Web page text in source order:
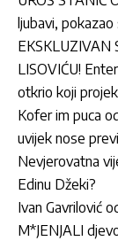
ljubavi,
EKSKLUZIVAN
LISOVIĆU!
otkrio koji
Kofer im puca
uvijek nose
Nevjerovatna
Edinu Džeki?
Ivan Gavrilović
M*JENJALI